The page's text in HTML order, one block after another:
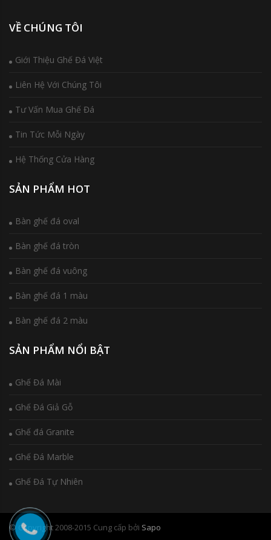
VỀ CHÚNG TÔI
Giới Thiệu Ghế Đá Việt
Liên Hệ Với Chúng Tôi
Tư Vấn Mua Ghế Đá
Tin Tức Mỗi Ngày
Hệ Thống Cửa Hàng
SẢN PHẨM HOT
Bàn ghế đá oval
Bàn ghế đá tròn
Bàn ghế đá vuông
Bàn ghế đá 1 màu
Bàn ghế đá 2 màu
SẢN PHẨM NỔI BẬT
Ghế Đá Mài
Ghế Đá Giả Gỗ
Ghế đá Granite
Ghế Đá Marble
Ghế Đá Tự Nhiên
© Copyright 2008-2015 Cung cấp bởi Sapo